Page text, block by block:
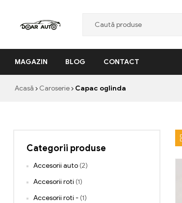
Auto
"Nascut
MAGAZIN BLOG CONTACT
Acasă Caroserie Capac oglinda
Categorii produse
Accesorii auto (2)
Accesorii roti (1)
Accesorii roti - (1)